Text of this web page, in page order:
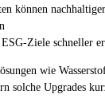
können
Ziele schneller
wie
solche Upgrades